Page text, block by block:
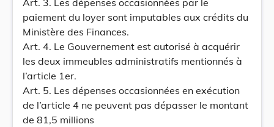
Art. 3. Les dépenses occasionnées par le
paiement du loyer sont imputables aux crédits du
Ministère des Finances.
Art. 4. Le Gouvernement est autorisé à acquérir
les deux immeubles administratifs mentionnés à
l’article 1er.
Art. 5. Les dépenses occasionnées en exécution
de l’article 4 ne peuvent pas dépasser le montant
de 81,5 millions